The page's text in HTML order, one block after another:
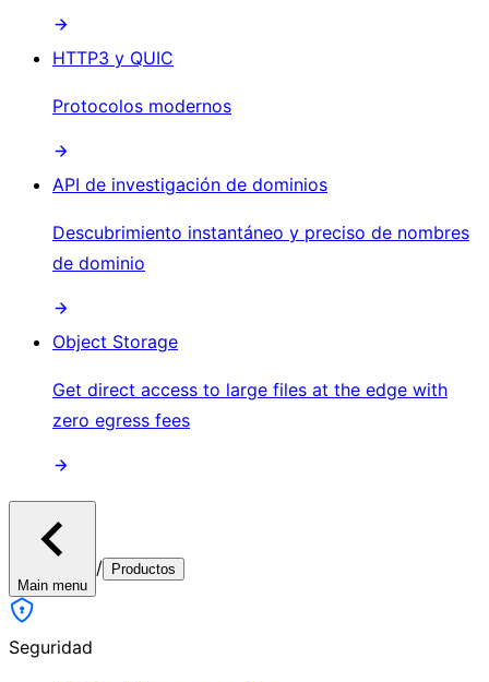
HTTP3 y QUIC
Protocolos modernos
API de investigación de dominios
Descubrimiento instantáneo y preciso de nombres
de dominio
Object Storage
Get direct access to large files at the edge with
zero egress fees
Main menu
/ Productos
Seguridad